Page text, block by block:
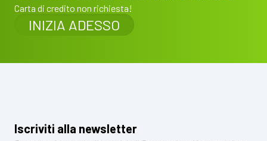
Carta di credito non richiesta!
INIZIA ADESSO
Iscriviti alla newsletter